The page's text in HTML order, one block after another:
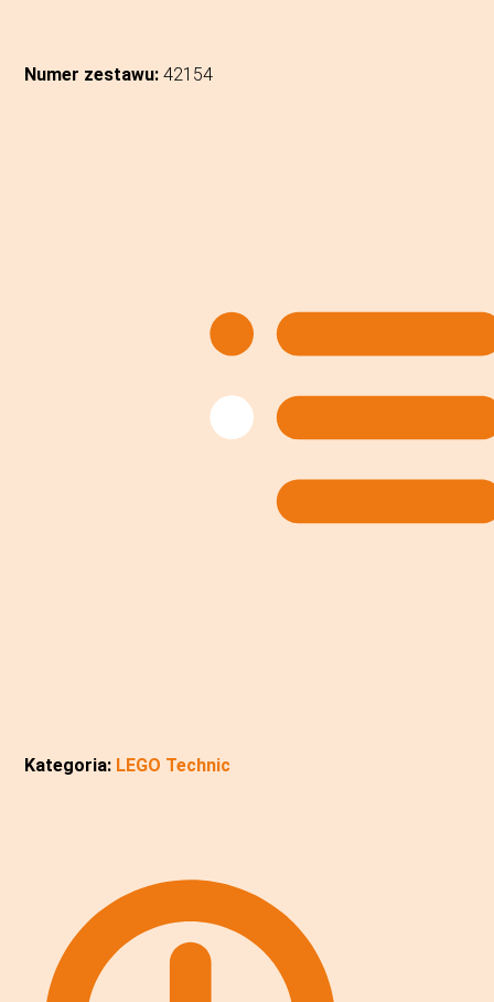
Numer zestawu: 42154
Kategoria: LEGO Technic